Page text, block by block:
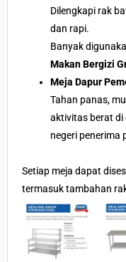
Dilengkapi rak
dan rapi.
Banyak
Makan Bergizi
Meja Dapur
Tahan panas,
aktivitas berat di
negeri penerima
Setiap meja dapat
termasuk tambahan